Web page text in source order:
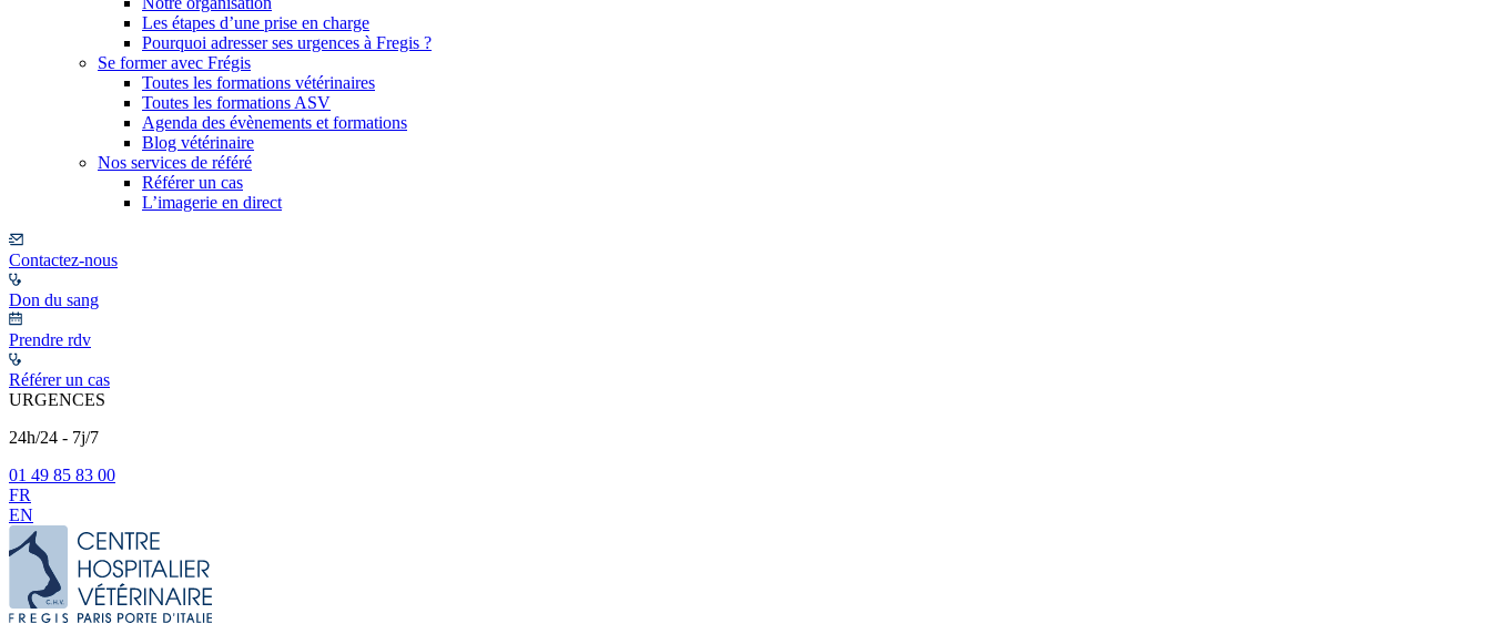
Les étapes d’une prise en charge
Pourquoi adresser ses urgences à Fregis ?
Se former avec Frégis
Toutes les formations vétérinaires
Toutes les formations ASV
Agenda des évènements et formations
Blog vétérinaire
Nos services de référé
Référer un cas
L’imagerie en direct
Contactez-nous
Don du sang
Prendre rdv
Référer un cas
URGENCES
24h/24 - 7j/7
01 49 85 83 00
FR
EN